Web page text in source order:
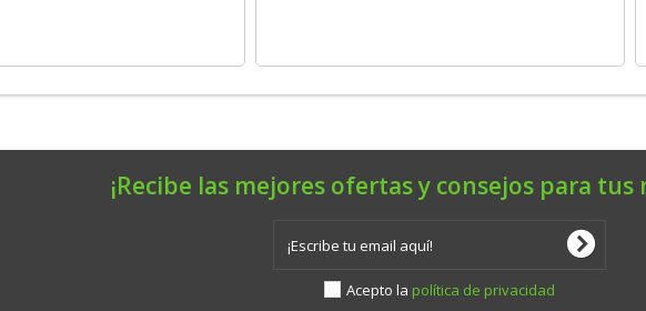
¡Recibe las mejores ofertas y consejos para tus
Acepto la política de privacidad